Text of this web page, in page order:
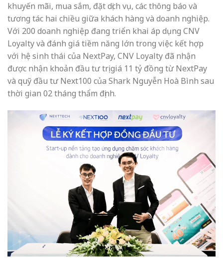
khuyến mãi, mua sắm, đặt dịch vụ, các thông báo và
tương tác hai chiều giữa khách hàng và doanh nghiệp.
Với 200 doanh nghiệp đang triển khai áp dụng CNV
Loyalty và đánh giá tiềm năng lớn trong việc kết hợp
với hệ sinh thái của NextPay, CNV Loyalty đã nhận
được nhận khoản đầu tư trị giá 11 tỷ đồng từ NextPay
và quỹ đầu tư Next100 của Shark Nguyễn Hoà Bình sau
thời gian 02 tháng thẩm định.